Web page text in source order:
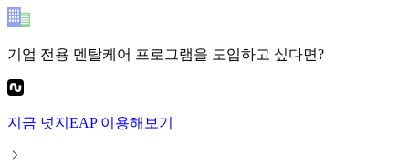
기업 전용 멘탈케어 프로그램을 도입하고 싶다면?
지금 넛지EAP이용해보기